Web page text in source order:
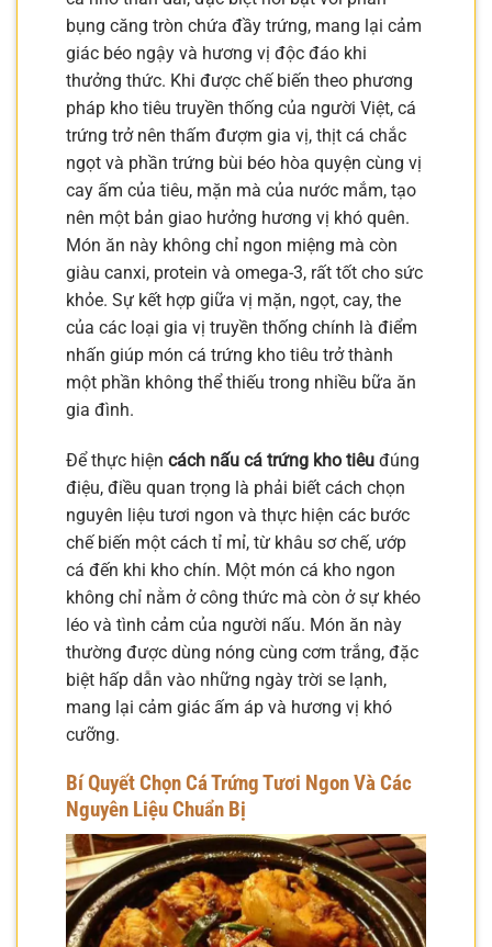
bụng căng tròn chứa đầy trứng, mang lại cảm
giác béo ngậy và hương vị độc đáo khi
thưởng thức. Khi được chế biến theo phương
pháp kho tiêu truyền thống của người Việt, cá
trứng trở nên thấm đượm gia vị, thịt cá chắc
ngọt và phần trứng bùi béo hòa quyện cùng vị
cay ấm của tiêu, mặn mà của nước mắm, tạo
nên một bản giao hưởng hương vị khó quên.
Món ăn này không chỉ ngon miệng mà còn
giàu canxi, protein và omega-3, rất tốt cho sức
khỏe. Sự kết hợp giữa vị mặn, ngọt, cay, the
của các loại gia vị truyền thống chính là điểm
nhấn giúp món cá trứng kho tiêu trở thành
một phần không thể thiếu trong nhiều bữa ăn
gia đình.
Để thực hiện cách nấu cá trứng kho tiêu đúng
điệu, điều quan trọng là phải biết cách chọn
nguyên liệu tươi ngon và thực hiện các bước
chế biến một cách tỉ mỉ, từ khâu sơ chế, ướp
cá đến khi kho chín. Một món cá kho ngon
không chỉ nằm ở công thức mà còn ở sự khéo
léo và tình cảm của người nấu. Món ăn này
thường được dùng nóng cùng cơm trắng, đặc
biệt hấp dẫn vào những ngày trời se lạnh,
mang lại cảm giác ấm áp và hương vị khó
cưỡng.
Bí Quyết Chọn Cá Trứng Tươi Ngon Và Các
Nguyên Liệu Chuẩn Bị